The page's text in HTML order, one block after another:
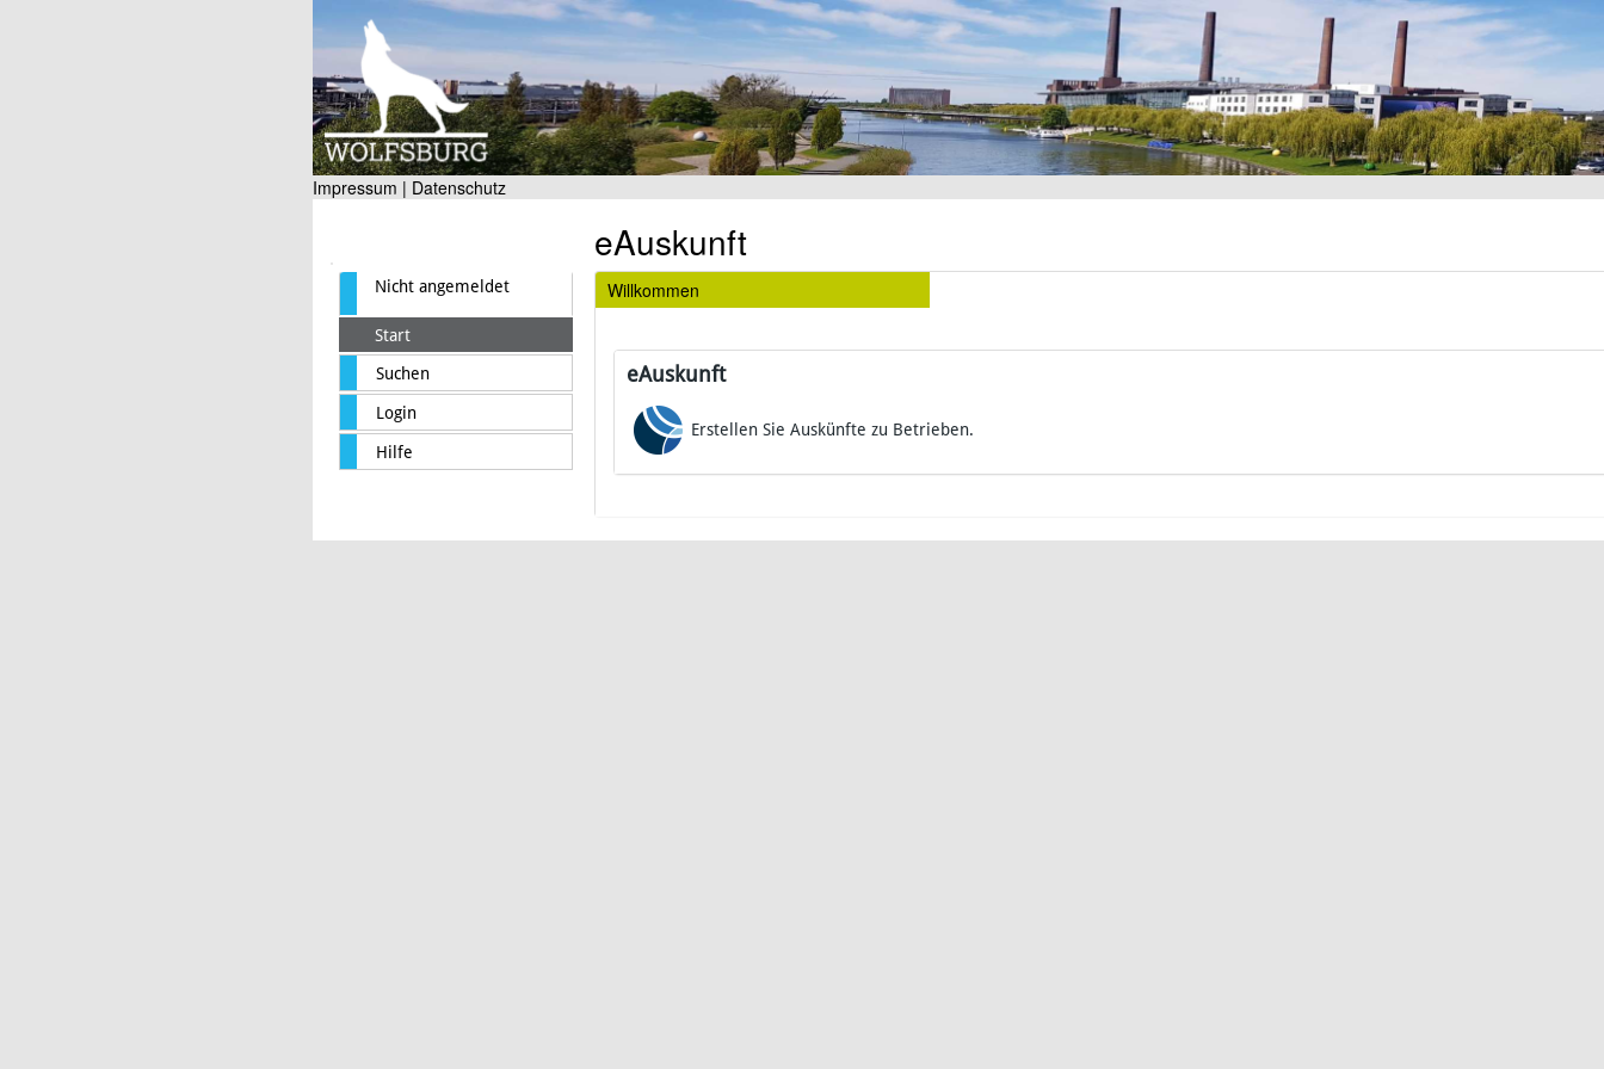
Impressum | Datenschutz
Nicht angemeldet
Start
Suchen
Login
Hilfe
eAuskunft
Willkommen
eAuskunft
Erstellen Sie Auskünfte zu Betrieben.